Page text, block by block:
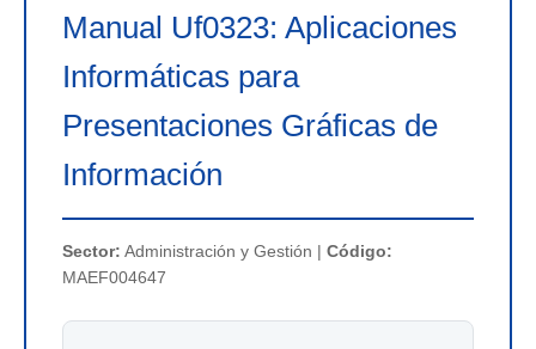
Manual Uf0323: Aplicaciones
Informáticas para
Presentaciones Gráficas de
Información
Sector: Administración y Gestión | Código:
MAEF004647